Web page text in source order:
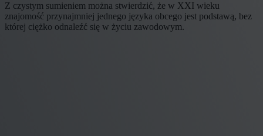
Z czystym sumieniem można stwierdzić, że w XXI wieku
znajomość przynajmniej jednego języka obcego jest podstawą, bez
której ciężko odnaleźć się w życiu zawodowym.